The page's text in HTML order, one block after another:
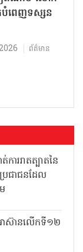
ពេញទស្សន
ព័ត៌មាន
ការរាតត្បាតនៃ
រជាជនដែល
អាស៊ានលើកទី១២